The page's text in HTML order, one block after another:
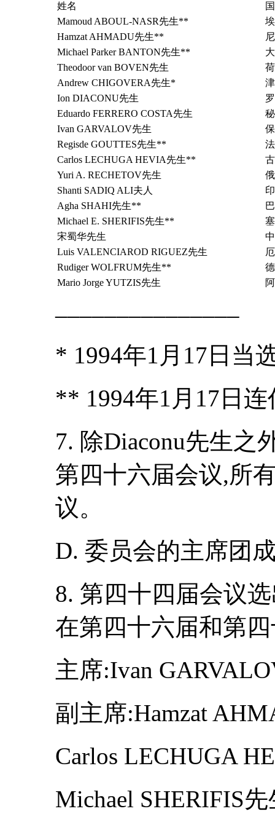
姓名
Mamoud ABOUL-NASR先生**
Hamzat AHMADU先生**
Michael Parker BANTON先生**
Theodoor van BOVEN先生
Andrew CHIGOVERA先生*
Ion DIACONU先生
Eduardo FERRERO COSTA先生
Ivan GARVALOV先生
Regisde GOUTTES先生**
Carlos LECHUGA HEVIA先生**
Yuri A. RECHETOV先生
Shanti SADIQ ALI夫人
Agha SHAHI先生**
Michael E. SHERIFIS先生**
宋蜀华先生
Luis VALENCIAROD RIGUEZ先生
Rudiger WOLFRUM先生**
Mario Jorge YUTZIS先生
–––––––––––––––
* 1994年1月17日当
** 1994年1月17日连
7. 除Diaconu先生之
第四十六届会议,所
议。
D. 委员会的主席团
8. 第四十四届会议
在第四十六届和第
主席:Ivan
副主席:Hamzat
Carlos LECHUGA
Michael SHERIFIS先